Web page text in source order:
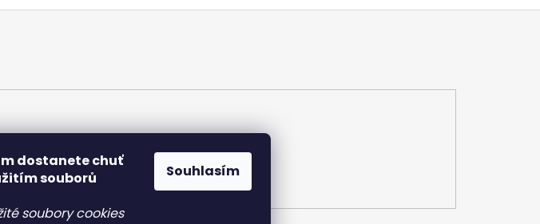
dostanete chuť
souborů
soubory cookies
Souhlasím